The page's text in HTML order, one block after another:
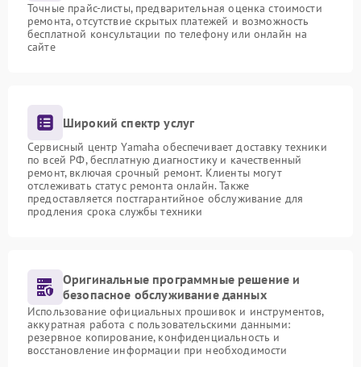
Точные прайс-листы, предварительная оценка стоимости
ремонта, отсутствие скрытых платежей и возможность
бесплатной консультации по телефону или онлайн на
сайте
Широкий спектр услуг
Сервисный центр Yamaha обеспечивает доставку техники
по всей РФ, бесплатную диагностику и качественный
ремонт, включая срочный ремонт. Клиенты могут
отслеживать статус ремонта онлайн. Также
предоставляется постгарантийное обслуживание для
продления срока службы техники
Оригинальные программные решение и
безопасное обслуживание данных
Использование официальных прошивок и инструментов,
аккуратная работа с пользовательскими данными:
резервное копирование, конфиденциальность и
восстановление информации при необходимости